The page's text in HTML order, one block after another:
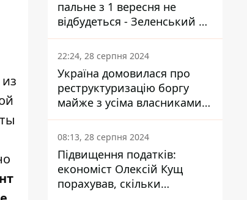
пальне з 1 вересня не
відбудеться - Зеленський не
підписав закон
22:24, 28 серпня 2024
Україна домовилася про
реструктуризацію боргу
майже з усіма власниками
єврооблігацій: що це
означає для країни
08:13, 28 серпня 2024
Підвищення податків:
економіст Олексій Кущ
порахував, скільки